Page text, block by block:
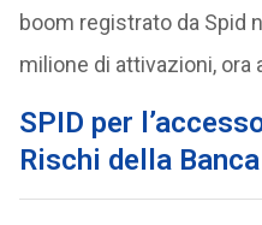
boom registrato da Spid
milione di attivazioni, ora
SPID per
Rischi della